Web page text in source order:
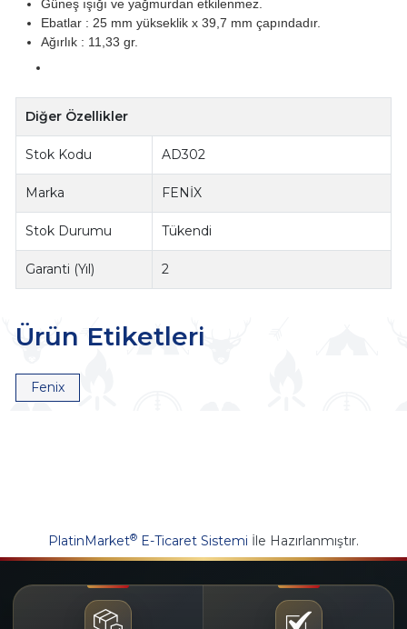
Güneş ışığı ve yağmurdan etkilenmez.
Ebatlar : 25 mm yükseklik x 39,7 mm çapındadır.
Ağırlık : 11,33 gr.
Diğer Özellikler
Stok Kodu AD302
Marka FENİX
Stok Durumu Tükendi
Garanti (Yıl) 2
Ürün Etiketleri
Fenix
PlatinMarket® E-Ticaret Sistemi İle Hazırlanmıştır.